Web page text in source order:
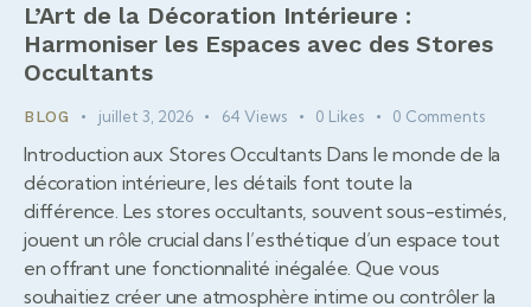
L’Art de la Décoration Intérieure :
Harmoniser les Espaces avec des Stores
Occultants
BLOG juillet 3, 2026 64 Views 0 Likes 0 Comments
Introduction aux Stores Occultants Dans le monde de la
décoration intérieure, les détails font toute la
différence. Les stores occultants, souvent sous-estimés,
jouent un rôle crucial dans l’esthétique d’un espace tout
en offrant une fonctionnalité inégalée. Que vous
souhaitiez créer une atmosphère intime ou contrôler la